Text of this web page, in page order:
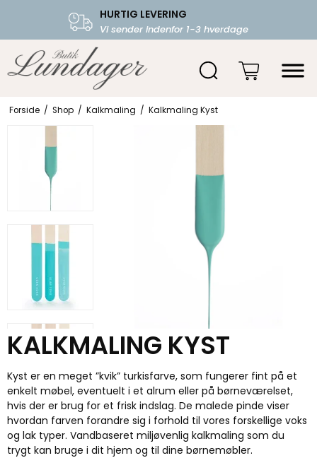
HURTIG LEVERING
Vi sender indenfor 1-3 hverdage
FRI FRAGT OVER 599.-
Starter fra 39,-
Forside / Shop / Kalkmaling / Kalkmaling Kyst
KALKMALING KYST
Kyst er en meget ”kvik” turkisfarve, som fungerer fint på et
enkelt møbel, eventuelt i et alrum eller på børneværelset,
hvis der er brug for et frisk indslag. De malede pinde viser
hvordan farven forandre sig i forhold til vores forskellige voks
og lak typer. Vandbaseret miljøvenlig kalkmaling som du
trygt kan bruge i dit hjem og til dine børnemøbler.